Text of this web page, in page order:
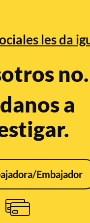
les da
no.
a
Embajador
y la
Ábalos: 52
PM